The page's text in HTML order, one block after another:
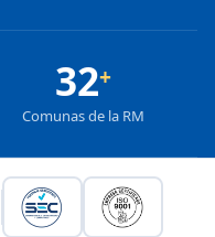
32+
Comunas de la RM